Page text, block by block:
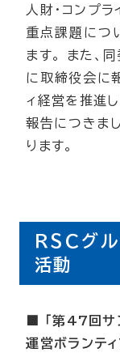
人財・コンプ
重点課題につ
ます。 また、
に取締役会に
ィ経営を推進
報告につきま
ります。
ＲＳＣグ
活動
■ 「第47回サ
運営ボランテ